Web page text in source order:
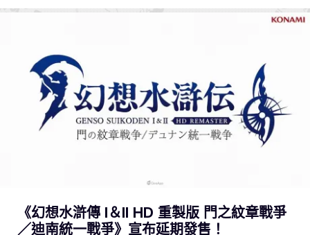
《幻想水滸傳 I＆II HD 重製版 門之紋章戰爭
／迪南統一戰爭》宣布延期發售！